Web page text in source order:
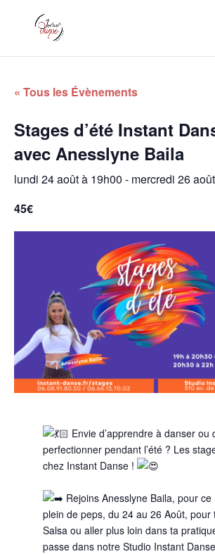
« Tous les Évènements
Stages d’été Instant
avec Anesslyne Baila
lundi 24 août à 19h00 - mercredi 26
45€
Envie d’apprendre à danser ou
perfectionner pendant l’été ? Les
chez Instant Danse !
Rejoins Anesslyne Baila, pour
plein de peps, du 24 au 26 Août, pour
Salsa ou aller plus loin dans ta
passe dans notre Studio Instant